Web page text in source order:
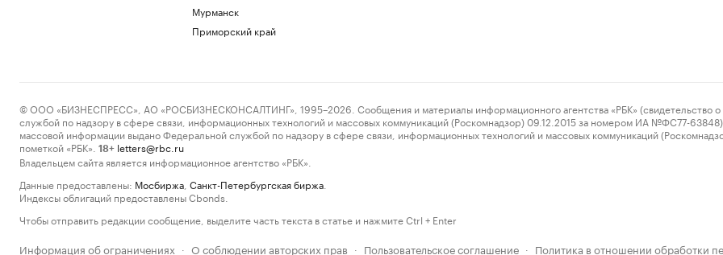
Мурманск
Приморский край
© ООО «БИЗНЕСПРЕСС», АО «РОСБИЗНЕСКОНСАЛТИНГ», 1995–2026. Сообщения и материалы информационного агентства «РБК» (свидетельство о
службой по надзору в сфере связи, информационных технологий и массовых коммуникаций (Роскомнадзор) 09.12.2015 за номером ИА №ФС77-63848)
массовой информации выдано Федеральной службой по надзору в сфере связи, информационных технологий и массовых коммуникаций
пометкой «РБК».
18+ letters@rbc.ru
Владельцем сайта является информационное агентство «РБК».
Данные предоставлены: Мосбиржа Санкт-Петербургская биржа
Индексы облигаций предоставлены Cbonds.
Чтобы отправить редакции сообщение, выделите часть текста в статье и нажмите Ctrl + Enter
Информация об ограничениях · О соблюдении авторских прав · Пользовательское соглашение · Политика в отношении обработки